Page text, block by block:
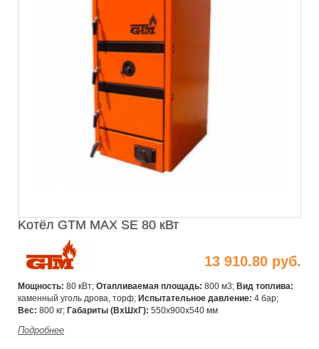
Kотёл GTM MAX SE 80 кВт
13 910.80 руб.
Мощность: 80 кВт; Отапливаемая площадь: 800 м3; Вид топлива:
каменный уголь дрова, торф; Испытательное давление: 4 бар;
Вес: 800 кг; Габариты (ВхШxГ): 550х900х540 мм
Подробнее